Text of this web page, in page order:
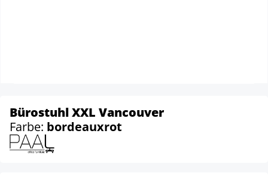
Bürostuhl XXL Vancouver
Farbe: bordeauxrot